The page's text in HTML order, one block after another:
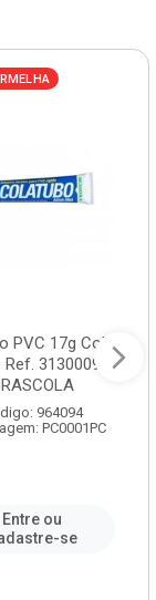
PVC 17g Cola
3130009 -
964094
PC0001PC
Entre ou
se